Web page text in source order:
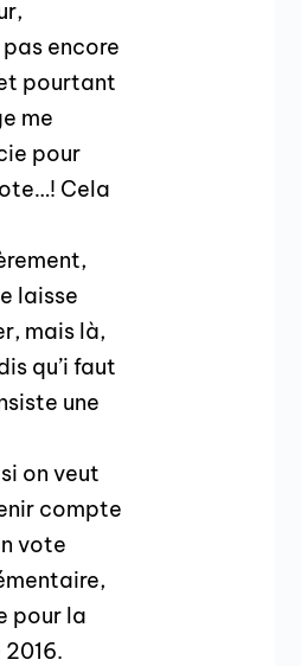
pas encore
pourtant
me
pour
Cela
laisse
mais là,
qu’i faut
une
on veut
compte
vote
pour la
2016.